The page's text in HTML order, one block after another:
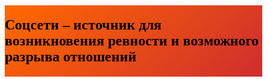
Соцсети – источник для
возникновения ревности и возможного
разрыва отношений